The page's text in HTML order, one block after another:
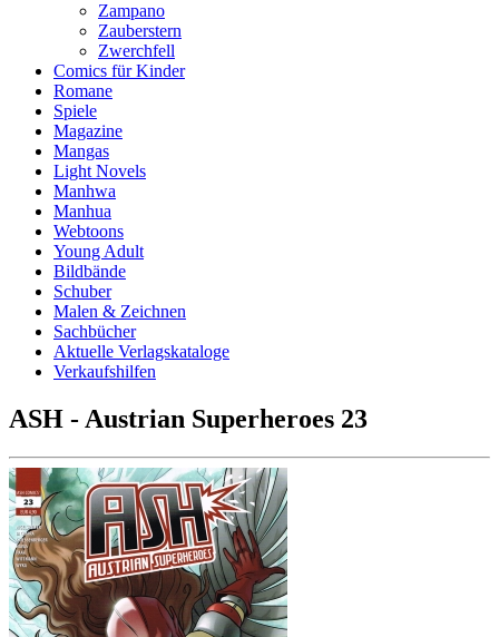
Zampano
Zauberstern
Zwerchfell
Comics für Kinder
Romane
Spiele
Magazine
Mangas
Light Novels
Manhwa
Manhua
Webtoons
Young Adult
Bildbände
Schuber
Malen & Zeichnen
Sachbücher
Aktuelle Verlagskataloge
Verkaufshilfen
ASH - Austrian Superheroes 23